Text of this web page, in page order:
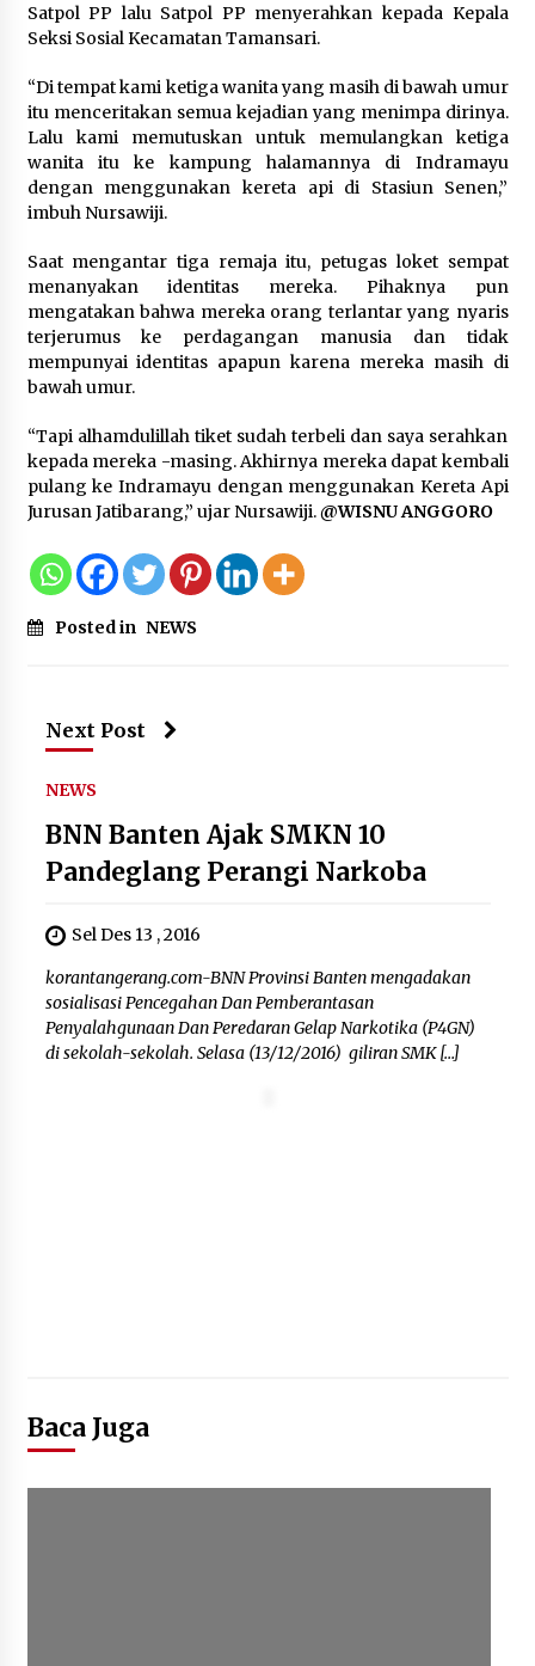
Kemenpar Turut Perkuat
Pengembangan KEK Samota
sebagai Destinasi Wisata Bahari
Berkelas Dunia
8 Agustus 2026
Festival Lembah Baliem Perkuat
Pegunungan
8 Agustus 2026
Satpol PP lalu Satpol PP menyerahkan kepada Kepala
Seksi Sosial Kecamatan Tamansari.
“Di tempat kami ketiga wanita yang masih di bawah umur
itu menceritakan semua kejadian yang menimpa dirinya.
Lalu kami memutuskan untuk memulangkan ketiga
wanita itu ke kampung halamannya di Indramayu
dengan menggunakan kereta api di Stasiun Senen,”
imbuh Nursawiji.
Saat mengantar tiga remaja itu, petugas loket sempat
menanyakan identitas mereka. Pihaknya pun
mengatakan bahwa mereka orang terlantar yang nyaris
terjerumus ke perdagangan manusia dan tidak
mempunyai identitas apapun karena mereka masih di
bawah umur.
“Tapi alhamdulillah tiket sudah terbeli dan saya serahkan
kepada mereka -masing. Akhirnya mereka dapat kembali
pulang ke Indramayu dengan menggunakan Kereta Api
Jurusan Jatibarang,” ujar Nursawiji.@WISNU ANGGORO
Posted in NEWS
Next Post
NEWS
BNN Banten Ajak SMKN 10
Pandeglang Perangi Narkoba
Sel Des 13 , 2016
korantangerang.com-BNN Provinsi Banten mengadakan
sosialisasi Pencegahan Dan Pemberantasan
Penyalahgunaan Dan Peredaran Gelap Narkotika (P4GN)
di sekolah-sekolah. Selasa (13/12/2016) giliran SMK […]
Baca Juga